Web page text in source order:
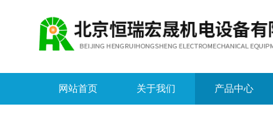
网站首页 关于我们 产品中心